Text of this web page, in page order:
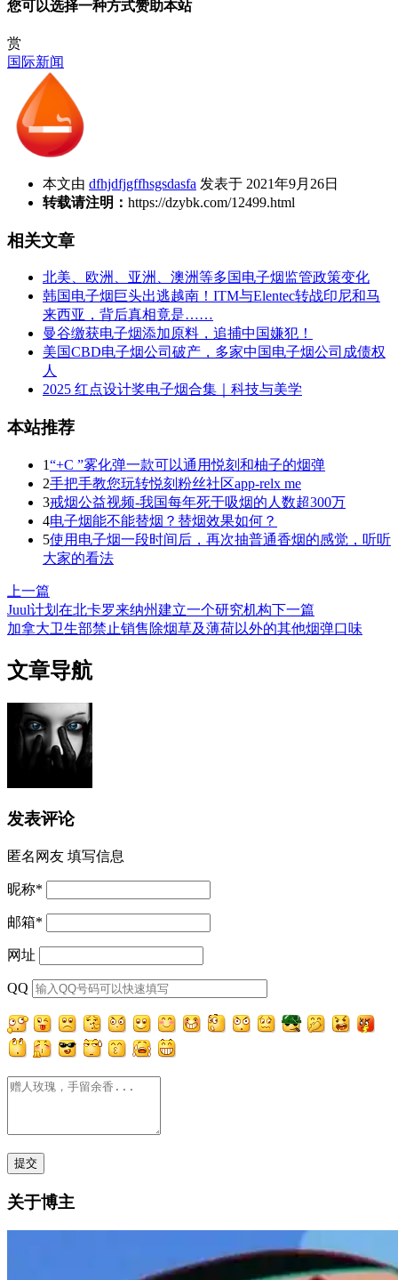
您可以选择一种方式赞助本站
赏
国际新闻
本文由 dfhjdfjgffhsgsdasfa 发表于 2021年9月26日
转载请注明： https://dzybk.com/12499.html
相关文章
北美、欧洲、亚洲、澳洲等多国电子烟监管政策变化
韩国电子烟巨头出逃越南！ITM与Elentec转战印尼和马
来西亚，背后真相竟是……
曼谷缴获电子烟添加原料，追捕中国嫌犯！
美国CBD电子烟公司破产，多家中国电子烟公司成债权
人
2025 红点设计奖电子烟合集｜科技与美学
本站推荐
1“+C ”雾化弹一款可以通用悦刻和柚子的烟弹
2手把手教您玩转悦刻粉丝社区app-relx me
3戒烟公益视频-我国每年死于吸烟的人数超300万
4电子烟能不能替烟？替烟效果如何？
5使用电子烟一段时间后，再次抽普通香烟的感觉，听听
大家的看法
上一篇
Juul计划在北卡罗来纳州建立一个研究机构下一篇
加拿大卫生部禁止销售除烟草及薄荷以外的其他烟弹口味
文章导航
发表评论
匿名网友 填写信息
昵称*
邮箱*
网址
QQ
关于博主